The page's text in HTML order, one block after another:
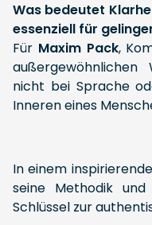
Was bedeutet
essenziell für
Für Maxim Pack,
außergewöhnlichen
nicht bei Sprache
Inneren eines
In einem
seine Methodik
Schlüssel zur